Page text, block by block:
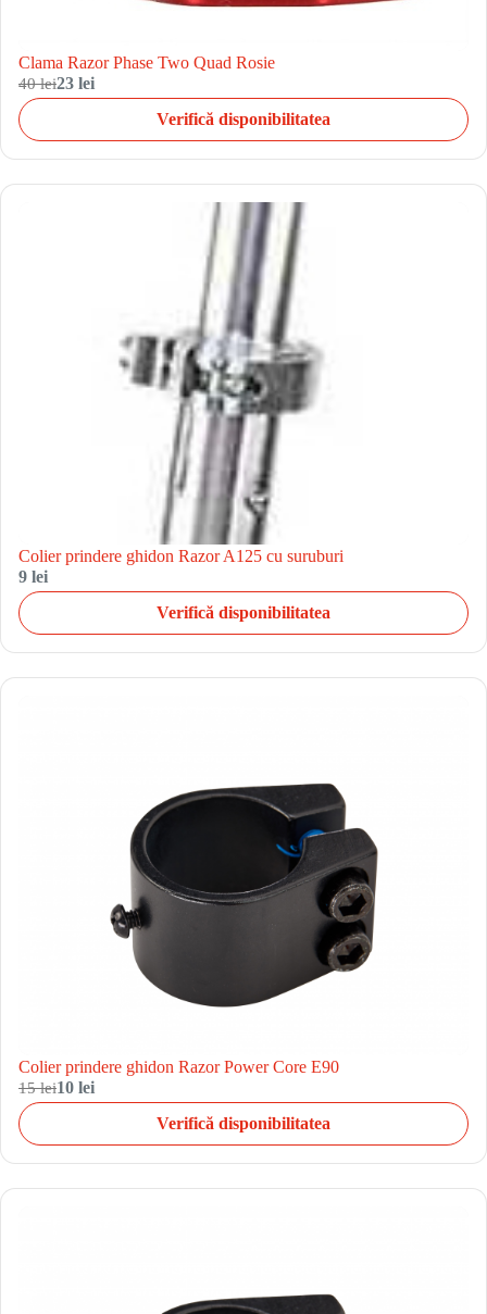
Clama Razor Phase Two Quad Rosie
40 lei23 lei
Verifică disponibilitatea
Colier prindere ghidon Razor A125 cu suruburi
9 lei
Verifică disponibilitatea
Colier prindere ghidon Razor Power Core E90
15 lei10 lei
Verifică disponibilitatea